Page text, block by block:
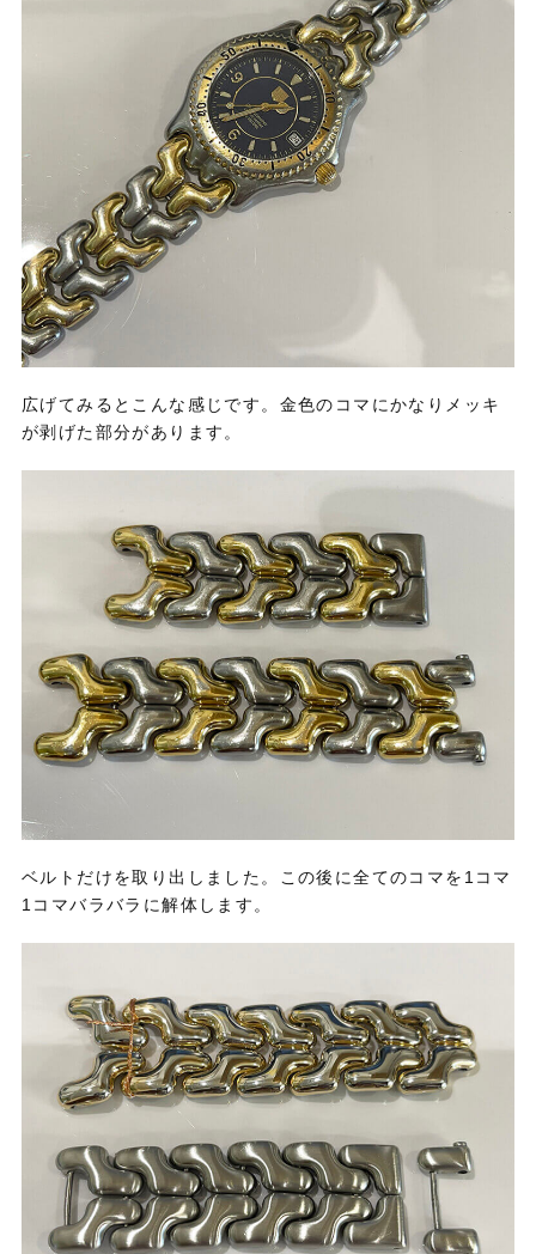
広げてみるとこんな感じです。金色のコマにかなりメッキ
が剥げた部分があります。
ベルトだけを取り出しました。この後に全てのコマを1コマ
1コマバラバラに解体します。